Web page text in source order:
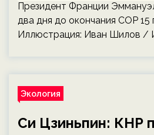
Президент Франции
два дня до окончания COP
Иллюстрация: Иван Шилов /
Экология
Си Цзиньпин: КНР